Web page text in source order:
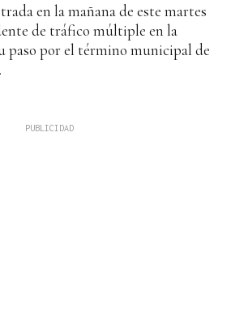
en la mañana de este martes
de tráfico múltiple en la
paso por el término municipal de